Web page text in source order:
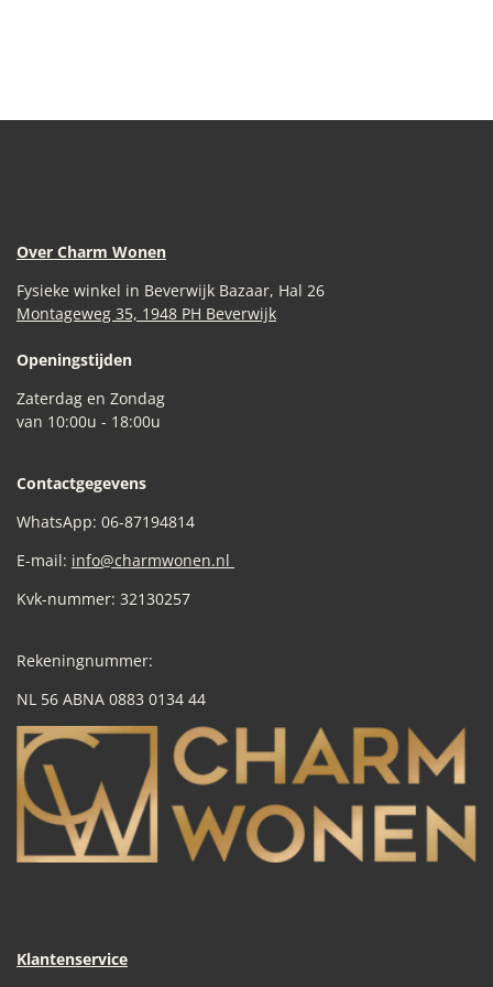
Over Charm Wonen
Fysieke winkel in Beverwijk Bazaar, Hal 26
Montageweg 35, 1948 PH Beverwijk
Openingstijden
Zaterdag en Zondag
van 10:00u - 18:00u
Contactgegevens
WhatsApp: 06-87194814
E-mail: info@charmwonen.nl
Kvk-nummer: 32130257
Rekeningnummer:
NL 56 ABNA 0883 0134 44
Klantenservice